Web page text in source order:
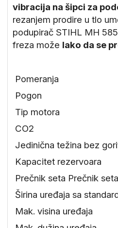
vibracija na šipci za
rezanjem prodire u tlo
podupirač STIHL MH
freza može lako da se
Pomeranja
Pogon
Tip motora
CO2
Jedinična težina bez
Kapacitet rezervoara
Prečnik seta Prečnik
Širina uređaja sa
Mak. visina uređaja